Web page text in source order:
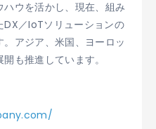
ウを活かし、現在、組み
／IoTソリューションの
アジア、米国、ヨーロッ
も推進しています。